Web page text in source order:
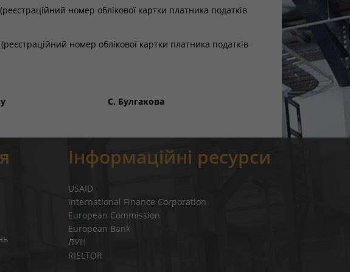
номер облікової картки платника податків
номер облікової картки платника податків
С. Булгакова
Інформаційні ресурси
USAID
International Finance Corporation
European Commission
European Bank
ЛУН
RIELTOR